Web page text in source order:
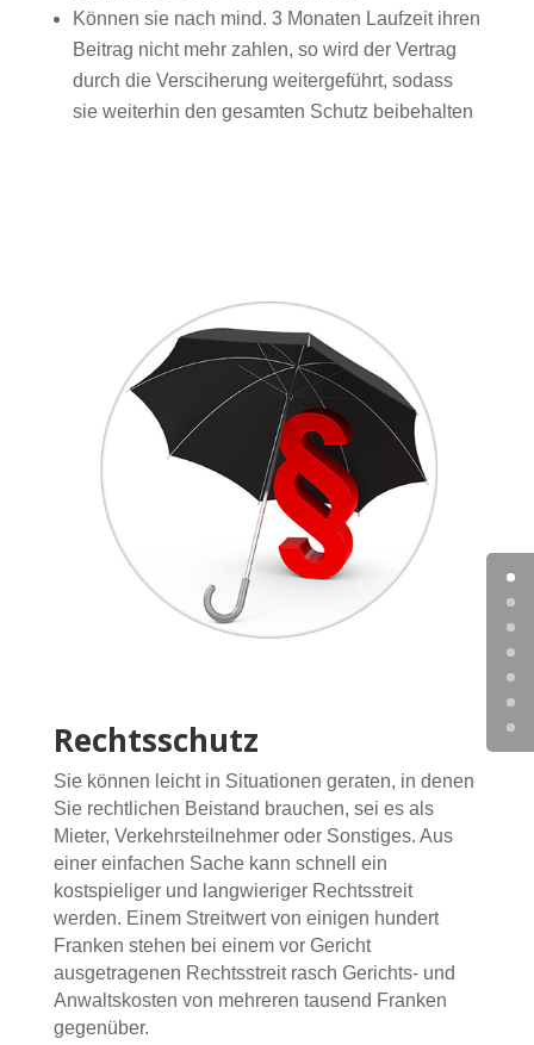
Können sie nach mind. 3 Monaten Laufzeit ihren
Beitrag nicht mehr zahlen, so wird der Vertrag
durch die Versciherung weitergeführt, sodass
sie weiterhin den gesamten Schutz beibehalten
Rechtsschutz
Sie können leicht in Situationen geraten, in denen
Sie rechtlichen Beistand brauchen, sei es als
Mieter, Verkehrsteilnehmer oder Sonstiges. Aus
einer einfachen Sache kann schnell ein
kostspieliger und langwieriger Rechtsstreit
werden. Einem Streitwert von einigen hundert
Franken stehen bei einem vor Gericht
ausgetragenen Rechtsstreit rasch Gerichts- und
Anwaltskosten von mehreren tausend Franken
gegenüber.